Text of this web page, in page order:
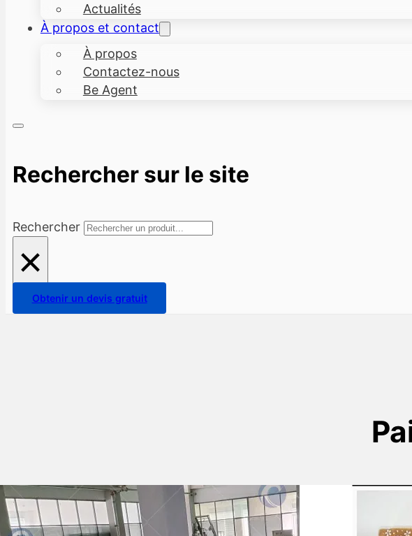
Actualités
À propos et contact
À propos
Contactez-nous
Be Agent
Rechercher sur le site
Rechercher
×
Obtenir un devis gratuit